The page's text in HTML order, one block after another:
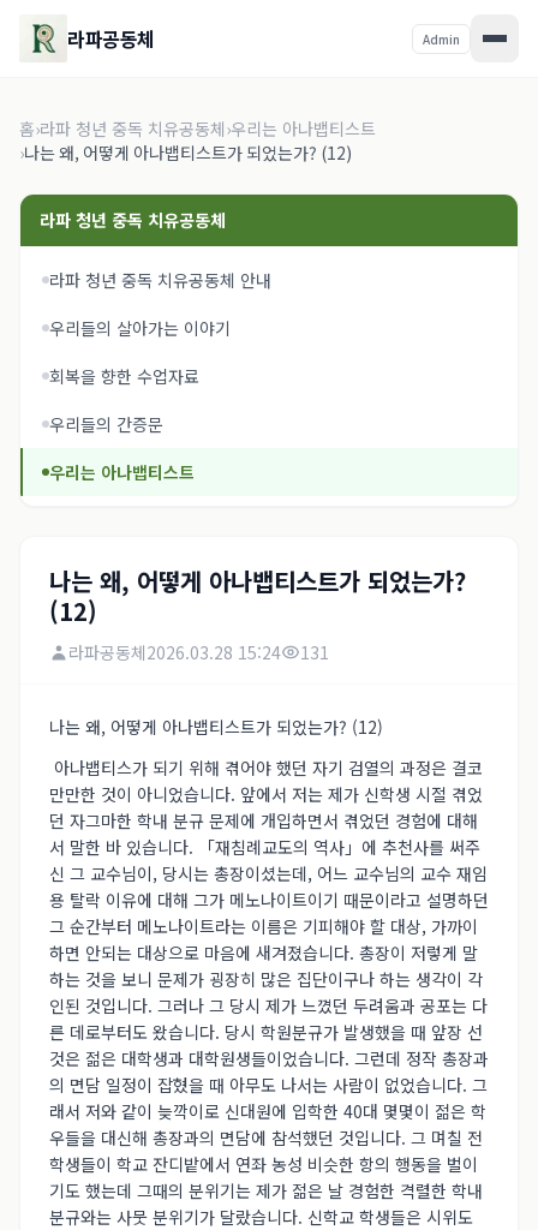
라파공동체 Admin
홈›라파 청년 중독 치유공동체›우리는 아나뱁티스트
›나는 왜, 어떻게 아나뱁티스트가 되었는가? (12)
라파 청년 중독 치유공동체
라파 청년 중독 치유공동체 안내
우리들의 살아가는 이야기
회복을 향한 수업자료
우리들의 간증문
우리는 아나뱁티스트
나는 왜, 어떻게 아나뱁티스트가 되었는가?
(12)
라파공동체2026.03.28 15:24 131
나는 왜, 어떻게 아나뱁티스트가 되었는가? (12)
아나뱁티스가 되기 위해 겪어야 했던 자기 검열의 과정은 결코
만만한 것이 아니었습니다. 앞에서 저는 제가 신학생 시절 겪었
던 자그마한 학내 분규 문제에 개입하면서 겪었던 경험에 대해
서 말한 바 있습니다. 「재침례교도의 역사」에 추천사를 써주
신 그 교수님이, 당시는 총장이셨는데, 어느 교수님의 교수 재임
용 탈락 이유에 대해 그가 메노나이트이기 때문이라고 설명하던
그 순간부터 메노나이트라는 이름은 기피해야 할 대상, 가까이
하면 안되는 대상으로 마음에 새겨졌습니다. 총장이 저렇게 말
하는 것을 보니 문제가 굉장히 많은 집단이구나 하는 생각이 각
인된 것입니다. 그러나 그 당시 제가 느꼈던 두려움과 공포는 다
른 데로부터도 왔습니다. 당시 학원분규가 발생했을 때 앞장 선
것은 젊은 대학생과 대학원생들이었습니다. 그런데 정작 총장과
의 면담 일정이 잡혔을 때 아무도 나서는 사람이 없었습니다. 그
래서 저와 같이 늦깍이로 신대원에 입학한 40대 몇몇이 젊은 학
우들을 대신해 총장과의 면담에 참석했던 것입니다. 그 며칠 전
학생들이 학교 잔디밭에서 연좌 농성 비슷한 항의 행동을 벌이
기도 했는데 그때의 분위기는 제가 젊은 날 경험한 격렬한 학내
분규와는 사뭇 분위기가 달랐습니다. 신학교 학생들은 시위도